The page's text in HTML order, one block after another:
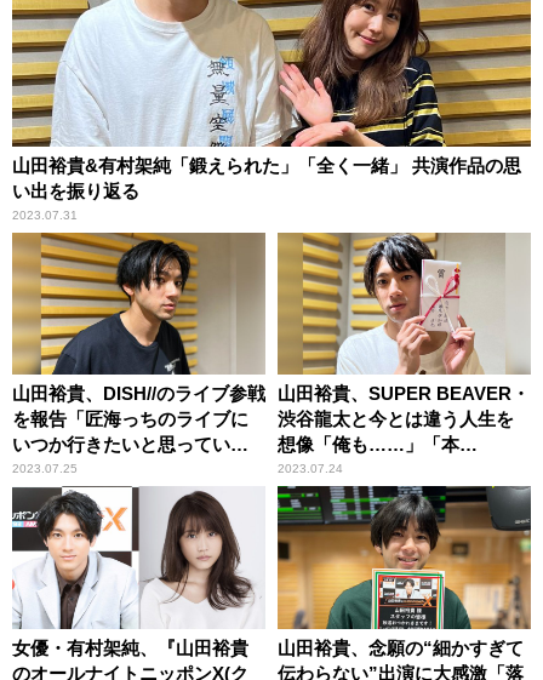
山田裕貴&有村架純「鍛えられた」「全く一緒」 共演作品の思
い出を振り返る
2023.07.31
山田裕貴、DISH//のライブ参戦
を報告「匠海っちのライブに
いつか行きたいと思ってい
た」
2023.07.25
山田裕貴、SUPER BEAVER・
渋谷龍太と今とは違う人生を
想像「俺も……」「本
当！？」
2023.07.24
女優・有村架純、『山田裕貴
のオールナイトニッポンX(ク
山田裕貴、念願の“細かすぎて
伝わらない”出演に大感激「落